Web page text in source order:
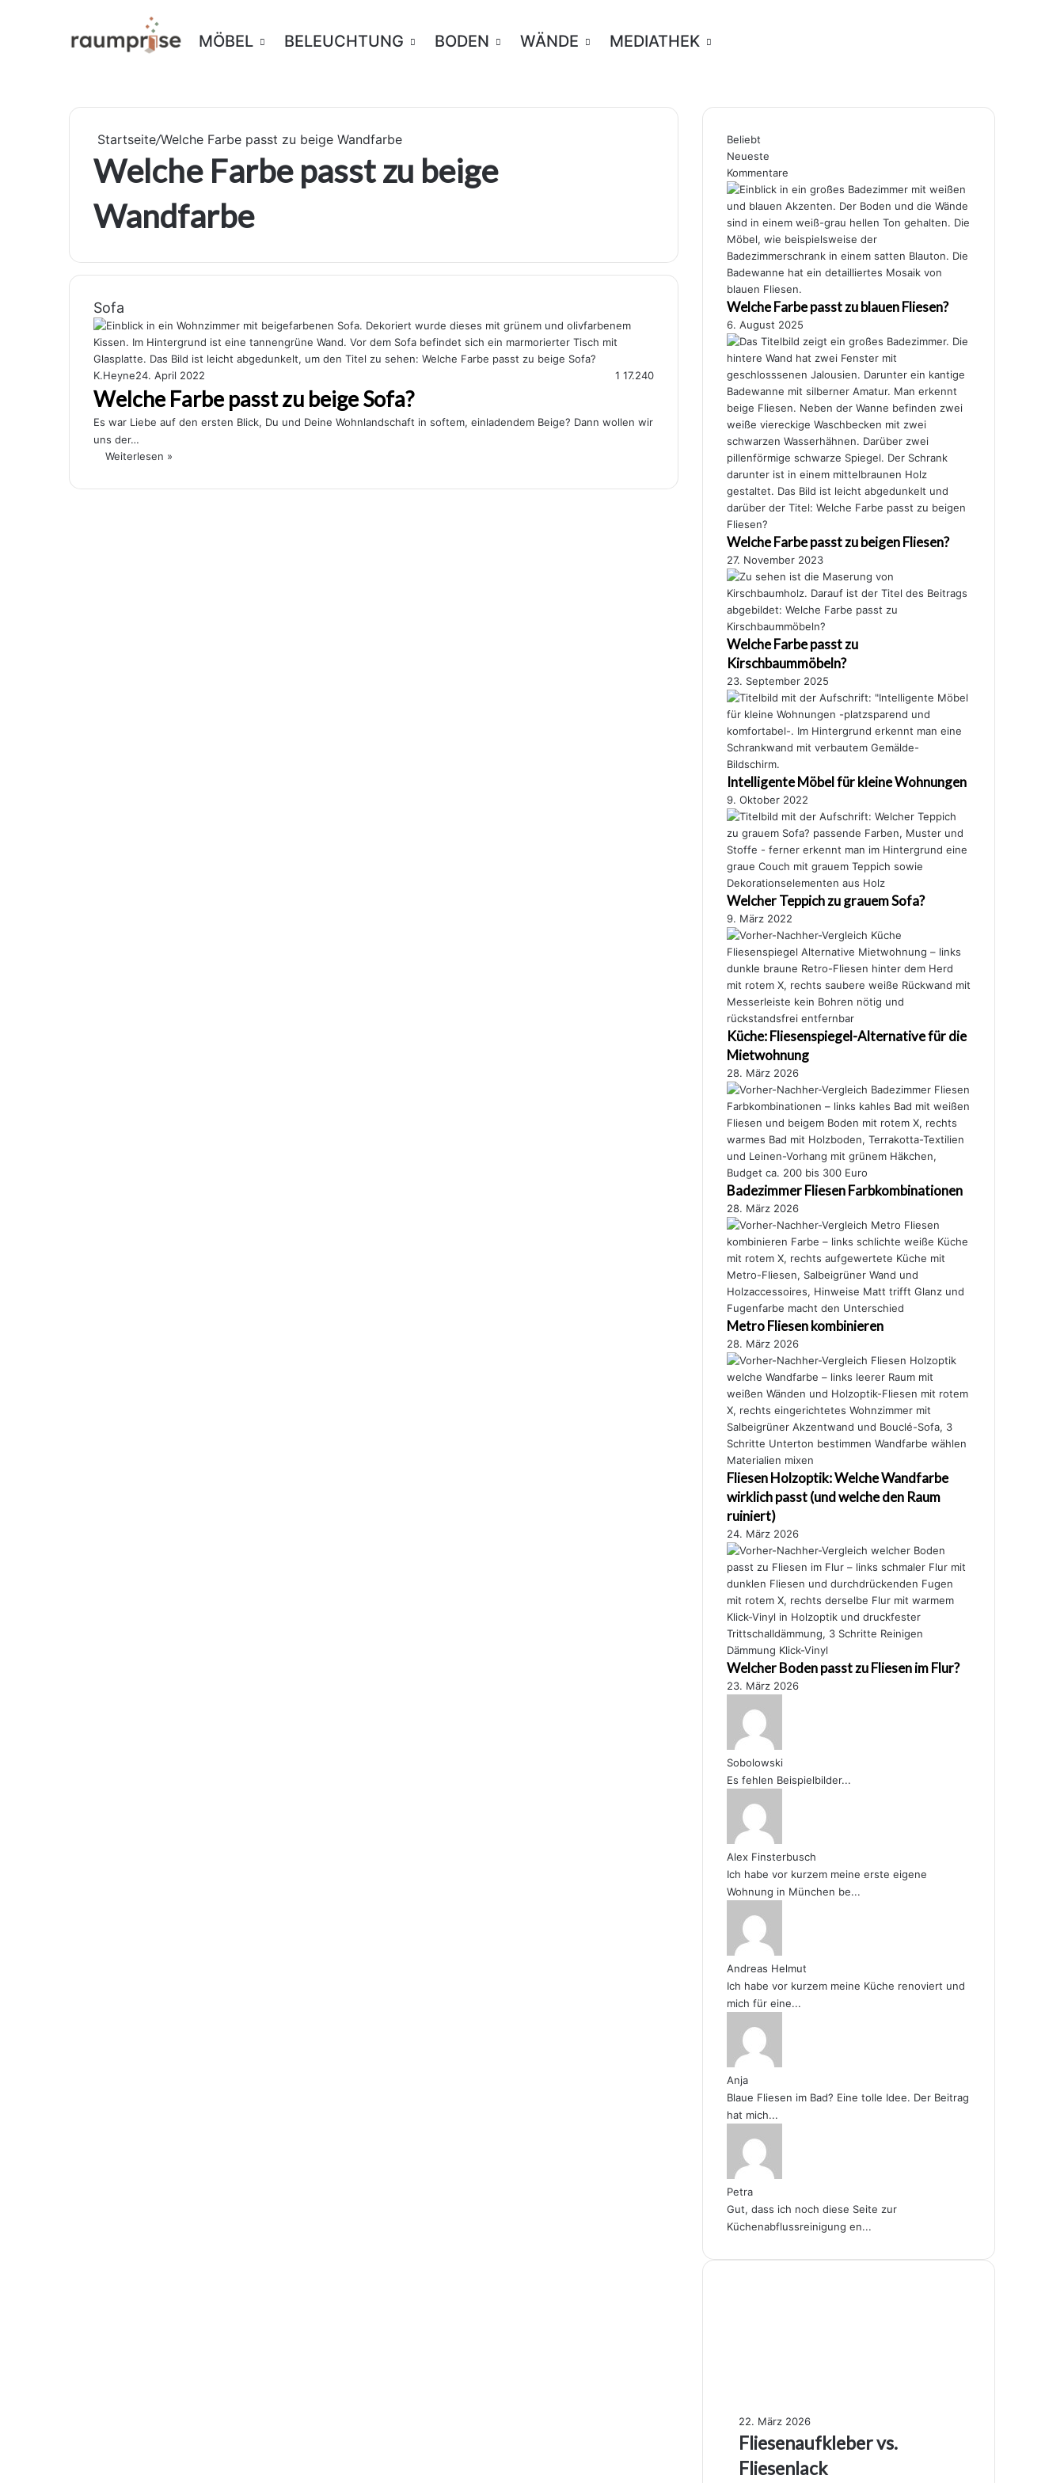
MÖBEL BELEUCHTUNG BODEN WÄNDE MEDIATHEK
Startseite/Welche Farbe passt zu beige Wandfarbe
Welche Farbe passt zu beige
Wandfarbe
Sofa
K.Heyne24. April 2022 1 17.240
Welche Farbe passt zu beige Sofa?
Es war Liebe auf den ersten Blick, Du und Deine Wohnlandschaft in softem, einladendem Beige? Dann wollen wir
uns der…
Weiterlesen »
Beliebt
Neueste
Kommentare
Welche Farbe passt zu blauen Fliesen?
6. August 2025
Welche Farbe passt zu beigen Fliesen?
27. November 2023
Welche Farbe passt zu
Kirschbaummöbeln?
23. September 2025
Intelligente Möbel für kleine Wohnungen
9. Oktober 2022
Welcher Teppich zu grauem Sofa?
9. März 2022
Küche: Fliesenspiegel-Alternative für die
Mietwohnung
28. März 2026
Badezimmer Fliesen Farbkombinationen
28. März 2026
Metro Fliesen kombinieren
28. März 2026
Fliesen Holzoptik: Welche Wandfarbe
wirklich passt (und welche den Raum
ruiniert)
24. März 2026
Welcher Boden passt zu Fliesen im Flur?
23. März 2026
Sobolowski
Es fehlen Beispielbilder...
Alex Finsterbusch
Ich habe vor kurzem meine erste eigene
Wohnung in München be...
Andreas Helmut
Ich habe vor kurzem meine Küche renoviert und
mich für eine...
Anja
Blaue Fliesen im Bad? Eine tolle Idee. Der Beitrag
hat mich...
Petra
Gut, dass ich noch diese Seite zur
Küchenabflussreinigung en...
F
l
e
22. März 2026
Fliesenaufkleber vs.
Fliesenlack